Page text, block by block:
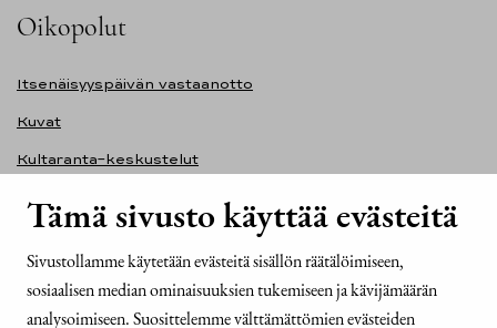
Tämä sivusto käyttää evästeitä
Sivustollamme käytetään evästeitä sisällön räätälöimiseen,
sosiaalisen median ominaisuuksien tukemiseen ja kävijämäärän
analysoimiseen. Suosittelemme välttämättömien evästeiden
Oikopolut
Itsenäisyyspäivän vastaanotto
Kuvat
Kultaranta-keskustelut
Presidentti.fi-sivuston saavutettavuusseloste